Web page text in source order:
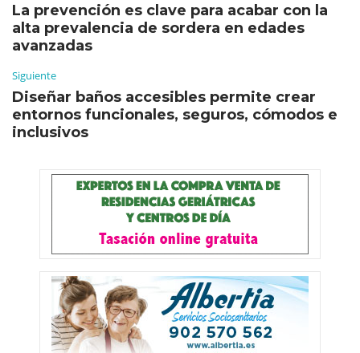
La prevención es clave para acabar con la
alta prevalencia de sordera en edades
avanzadas
Siguiente
Diseñar baños accesibles permite crear
entornos funcionales, seguros, cómodos e
inclusivos